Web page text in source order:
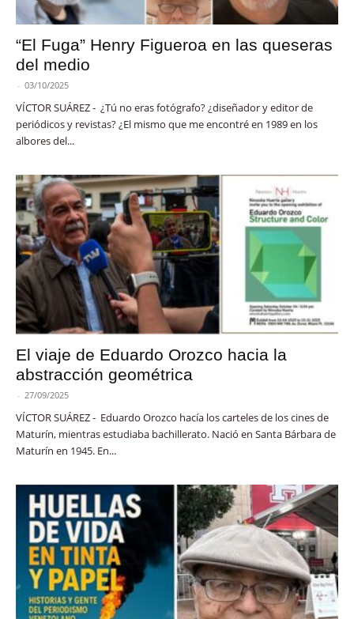
“El Fuga” Henry Figueroa en las queseras
del medio
- 03/10/2025
VÍCTOR SUÁREZ - ¿Tú no eras fotógrafo? ¿diseñador y editor de
periódicos y revistas? ¿El mismo que me encontré en 1989 en los
albores del...
El viaje de Eduardo Orozco hacia la
abstracción geométrica
- 27/09/2025
VÍCTOR SUÁREZ - Eduardo Orozco hacía los carteles de los cines de
Maturín, mientras estudiaba bachillerato. Nació en Santa Bárbara de
Maturín en 1945. En...